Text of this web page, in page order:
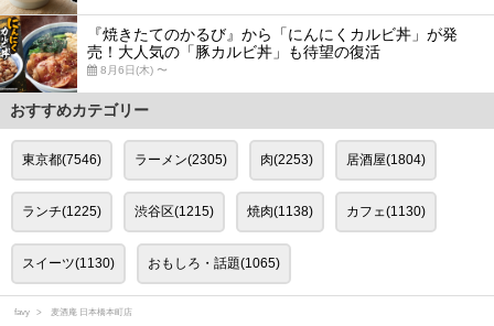
『焼きたてのかるび』から「にんにくカルビ丼」が発
売！大人気の「豚カルビ丼」も待望の復活
8月6日(木) 〜
おすすめカテゴリー
東京都(7546) ラーメン(2305) 肉(2253) 居酒屋(1804)
ランチ(1225) 渋谷区(1215) 焼肉(1138) カフェ(1130)
スイーツ(1130) おもしろ・話題(1065)
favy 麦酒庵 日本橋本町店